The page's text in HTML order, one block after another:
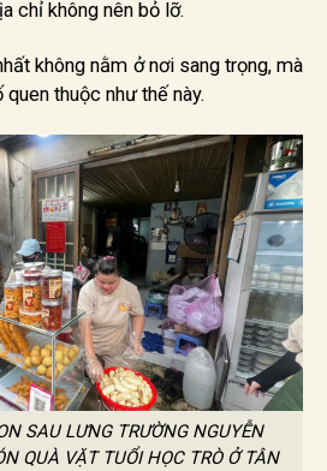
chỉ không nên bỏ lỡ.
không nằm ở nơi sang trọng, mà
thuộc như thế này.
SAU LƯNG TRƯỜNG NGUYỄN
QUÀ VẶT TUỔI HỌC TRÒ Ở TÂN